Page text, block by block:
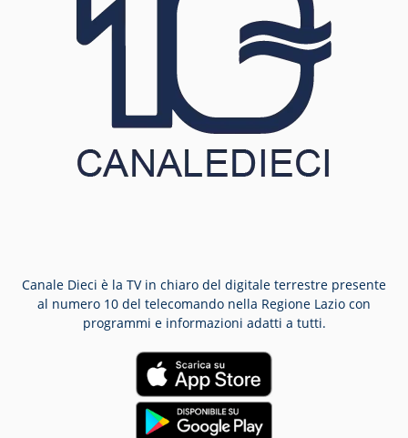
Canale Dieci è la TV in chiaro del digitale terrestre presente
al numero 10 del telecomando nella Regione Lazio con
programmi e informazioni adatti a tutti.